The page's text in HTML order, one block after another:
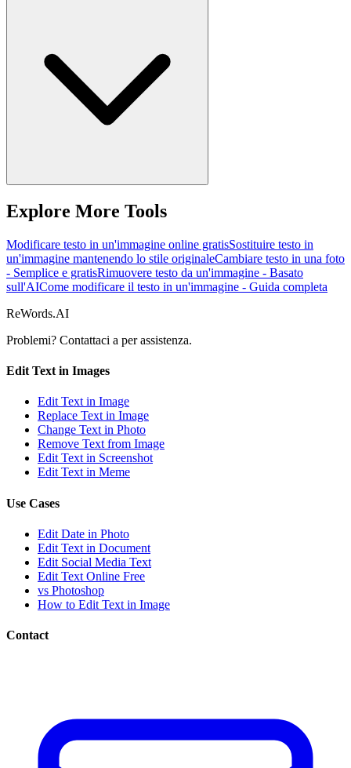
Explore More Tools
Modificare testo in un'immagine online gratisSostituire testo in
un'immagine mantenendo lo stile originaleCambiare testo in una foto
- Semplice e gratisRimuovere testo da un'immagine - Basato
sull'AICome modificare il testo in un'immagine - Guida completa
ReWords.AI
Problemi? Contattaci a per assistenza.
Edit Text in Images
Edit Text in Image
Replace Text in Image
Change Text in Photo
Remove Text from Image
Edit Text in Screenshot
Edit Text in Meme
Use Cases
Edit Date in Photo
Edit Text in Document
Edit Social Media Text
Edit Text Online Free
vs Photoshop
How to Edit Text in Image
Contact